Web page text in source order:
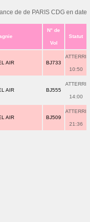
de de PARIS CDG en date
N° de
Vol
Statut
AIR BJ733
ATTERRI
10:50
AIR BJ555
ATTERRI
14:00
AIR BJ509
ATTERRI
21:36